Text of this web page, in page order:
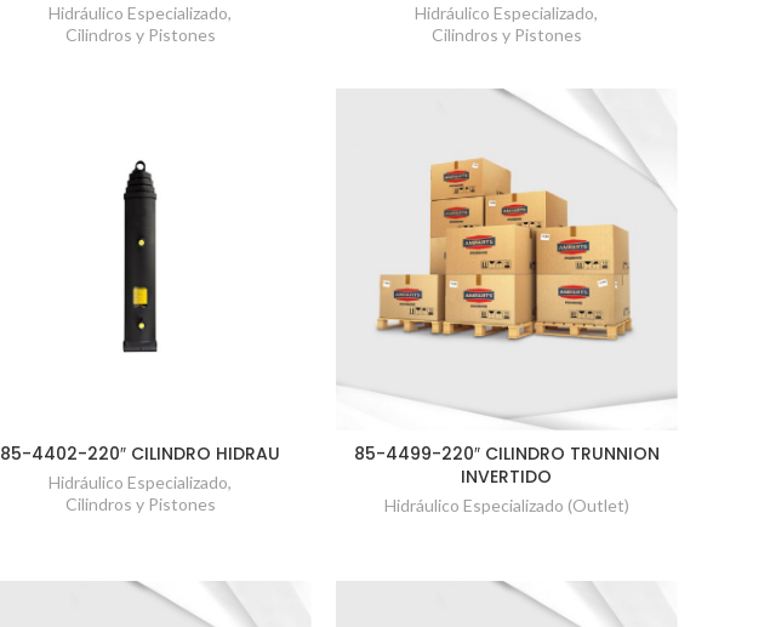
Hidráulico Especializado,
Cilindros y Pistones
Hidráulico Especializado,
Cilindros y Pistones
85-4402-220″ CILINDRO HIDRAU
Hidráulico Especializado,
Cilindros y Pistones
85-4499-220″ CILINDRO TRUNNION
INVERTIDO
Hidráulico Especializado (Outlet)